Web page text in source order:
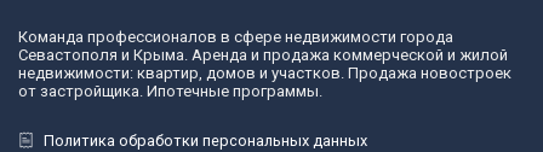
Команда профессионалов в сфере недвижимости города
Севастополя и Крыма. Аренда и продажа коммерческой и жилой
недвижимости: квартир, домов и участков. Продажа новостроек
от застройщика. Ипотечные программы.
Политика обработки персональных данных